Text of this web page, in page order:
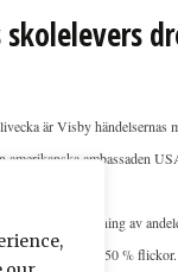
är Visby
ambassaden
fortsatt minskning av
44 % pojkar och 50 %